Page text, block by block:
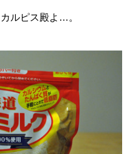
ルピス殿よ…。